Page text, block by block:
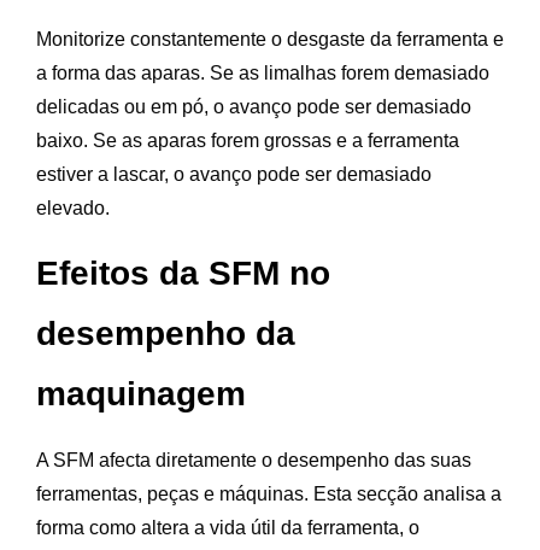
Monitorize constantemente o desgaste da ferramenta e
a forma das aparas. Se as limalhas forem demasiado
delicadas ou em pó, o avanço pode ser demasiado
baixo. Se as aparas forem grossas e a ferramenta
estiver a lascar, o avanço pode ser demasiado
elevado.
Efeitos da SFM no
desempenho da
maquinagem
A SFM afecta diretamente o desempenho das suas
ferramentas, peças e máquinas. Esta secção analisa a
forma como altera a vida útil da ferramenta, o